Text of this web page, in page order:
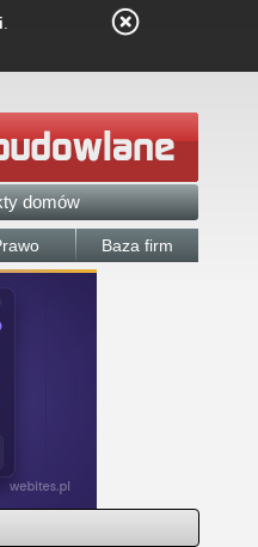
.
domów
Baza firm